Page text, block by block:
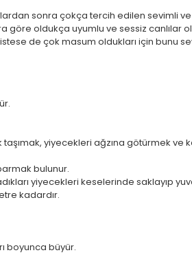
sonra çokça tercih edilen sevimli ve
göre oldukça uyumlu ve sessiz canlılar
de çok masum oldukları için bunu
taşımak, yiyecekleri ağzına götürmek
bulunur.
yiyecekleri keselerinde saklayıp
kadardır.
boyunca büyür.